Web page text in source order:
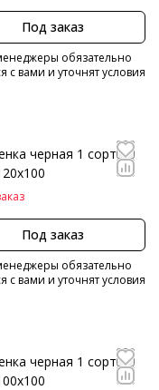
Под заказ
обязательно
с вами и уточнят условия
черная 1 сорт
Под заказ
обязательно
с вами и уточнят условия
черная 1 сорт